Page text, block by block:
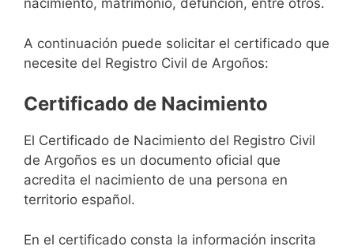
nacimiento, matrimonio, defunción, entre otros.
A continuación puede solicitar el certificado que
necesite del Registro Civil de Argoños:
Certificado de Nacimiento
El Certificado de Nacimiento del Registro Civil
de Argoños es un documento oficial que
acredita el nacimiento de una persona en
territorio español.
En el certificado consta la información inscrita